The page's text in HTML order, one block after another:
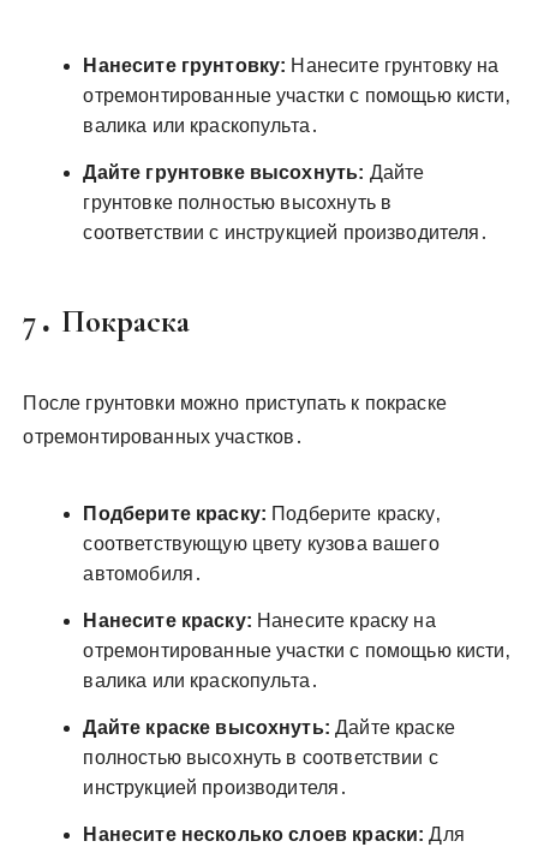
Нанесите грунтовку: Нанесите грунтовку на
отремонтированные участки с помощью кисти‚
валика или краскопульта․
Дайте грунтовке высохнуть: Дайте
грунтовке полностью высохнуть в
соответствии с инструкцией производителя․
7․ Покраска
После грунтовки можно приступать к покраске
отремонтированных участков․
Подберите краску: Подберите краску‚
соответствующую цвету кузова вашего
автомобиля․
Нанесите краску: Нанесите краску на
отремонтированные участки с помощью кисти‚
валика или краскопульта․
Дайте краске высохнуть: Дайте краске
полностью высохнуть в соответствии с
инструкцией производителя․
Нанесите несколько слоев краски: Для